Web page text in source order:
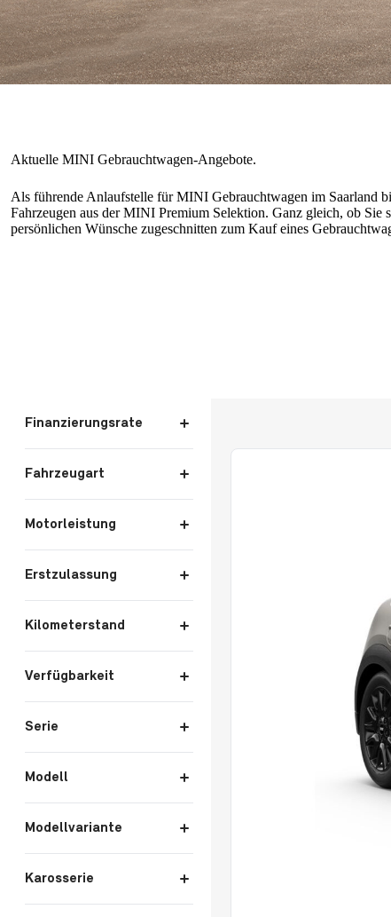
Als führende Anlaufstelle für MINI Gebrauchtwagen im Saarland
Fahrzeugen aus der MINI Premium Selektion. Ganz gleich, ob
persönlichen Wünsche zugeschnitten zum Kauf eines
Finanzierungsrate
Fahrzeugart
Motorleistung
Erstzulassung
Kilometerstand
Verfügbarkeit
Serie
Modell
Modellvariante
Karosserie